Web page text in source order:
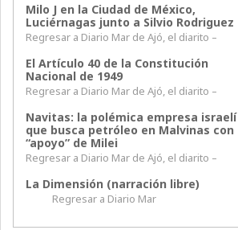
Milo J en la Ciudad de México,
Luciérnagas junto a Silvio Rodriguez
Regresar a Diario Mar de Ajó, el diarito –
El Artículo 40 de la Constitución
Nacional de 1949
Regresar a Diario Mar de Ajó, el diarito –
Navitas: la polémica empresa israelí
que busca petróleo en Malvinas con
“apoyo” de Milei
Regresar a Diario Mar de Ajó, el diarito –
La Dimensión (narración libre)
Regresar a Diario Mar